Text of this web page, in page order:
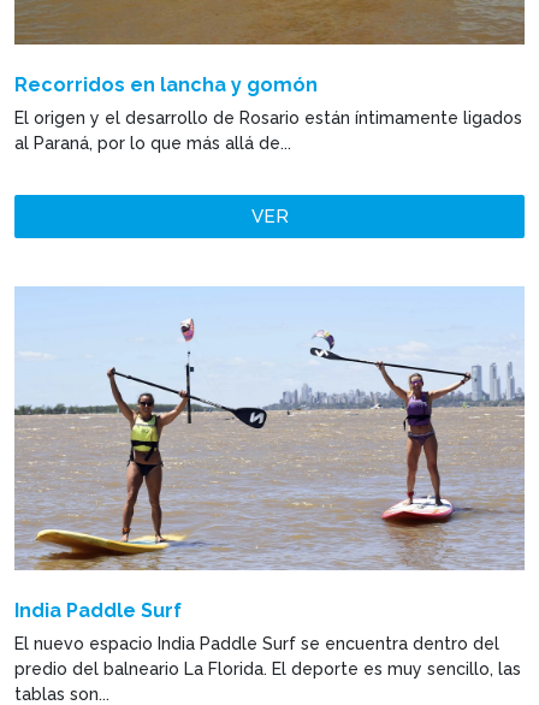
Recorridos en lancha y gomón
El origen y el desarrollo de Rosario están íntimamente ligados
al Paraná, por lo que más allá de...
VER
India Paddle Surf
El nuevo espacio India Paddle Surf se encuentra dentro del
predio del balneario La Florida. El deporte es muy sencillo, las
tablas son...